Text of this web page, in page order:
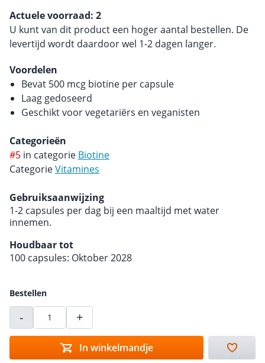
Actuele voorraad: 2
U kunt van dit product een hoger aantal bestellen. De
levertijd wordt daardoor wel 1-2 dagen langer.
Voordelen
Bevat 500 mcg biotine per capsule
Laag gedoseerd
Geschikt voor vegetariërs en veganisten
Categorieën
#5 in categorie Biotine
CategorieVitamines
Gebruiksaanwijzing
1-2 capsules per dag bij een maaltijd met water
innemen.
Houdbaar tot
100 capsules: Oktober 2028
Bestellen
- +
In winkelmandje